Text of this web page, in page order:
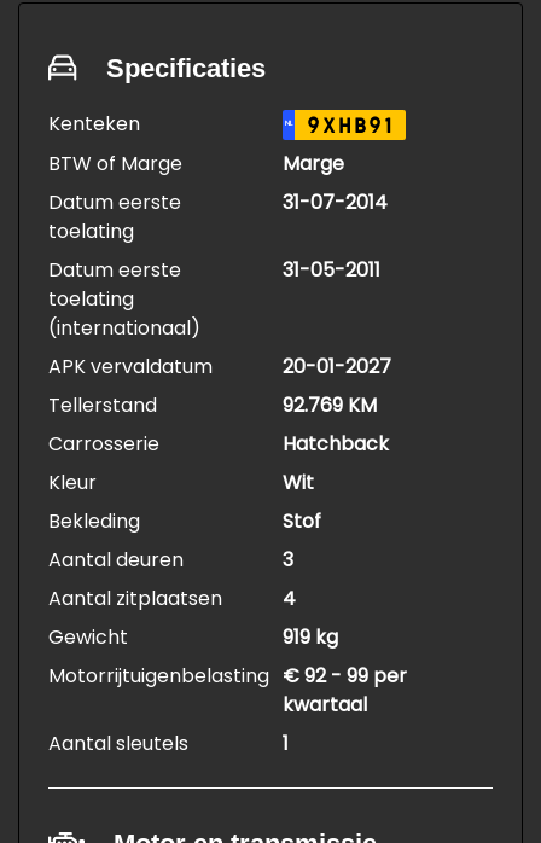
Specificaties
Kenteken NL 9XHB91
BTW of Marge
Marge
Datum eerste
toelating
31-07-2014
Datum eerste
toelating
(internationaal)
31-05-2011
APK vervaldatum
20-01-2027
Tellerstand
92.769 KM
Carrosserie
Hatchback
Kleur
Wit
Bekleding
Stof
Aantal deuren
3
Aantal zitplaatsen
4
Gewicht
919 kg
Motorrijtuigenbelasting € 92 - 99 per
kwartaal
Aantal sleutels
1